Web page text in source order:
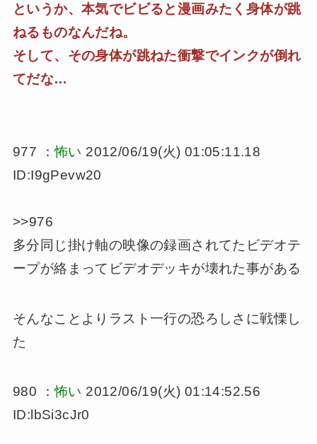
というか、本気でビビると漫画みたく身体が跳
ねるものなんだね。
そして、その身体が跳ねた衝撃でインクが倒れ
てだな…
977 ：怖い 2012/06/19(火) 01:05:11.18
ID:I9gPevw20
>>976
多分同じ掛け軸の映像の録画されてたビデオテ
ープが絡まってビデオデッキが壊れた事がある
そんなことよりラスト一行の恐ろしさに戦慄し
た
980 ：怖い 2012/06/19(火) 01:14:52.56
ID:lbSi3cJr0